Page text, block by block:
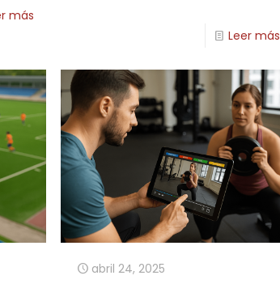
más
Leer más
abril 24, 2025